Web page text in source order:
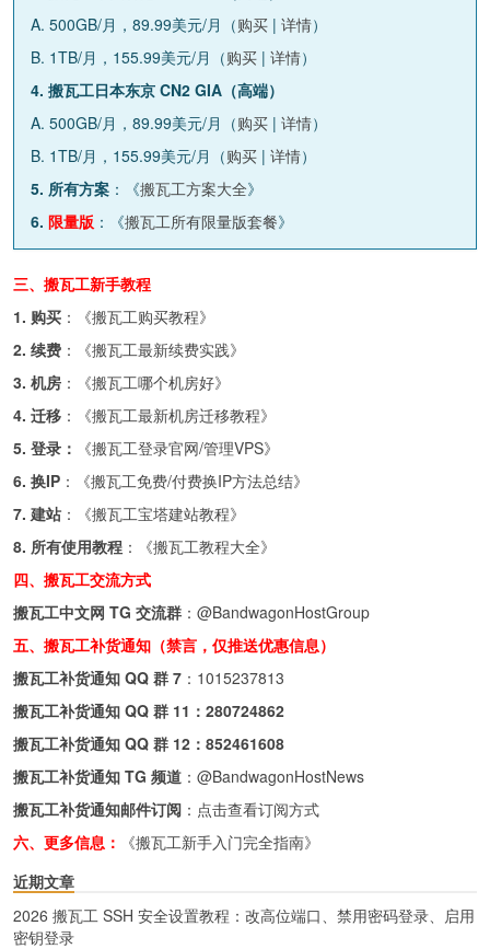
A. 500GB/月，89.99美元/月（购买 | 详情）
B. 1TB/月，155.99美元/月（购买 | 详情）
4. 搬瓦工日本东京 CN2 GIA（高端）
A. 500GB/月，89.99美元/月（购买 | 详情）
B. 1TB/月，155.99美元/月（购买 | 详情）
5. 所有方案 ：《搬瓦工方案大全》
6. 限量版 ：《搬瓦工所有限量版套餐》
三、搬瓦工新手教程
1. 购买 ：《搬瓦工购买教程》
2. 续费 ：《搬瓦工最新续费实践》
3. 机房 ：《搬瓦工哪个机房好》
4. 迁移 ：《搬瓦工最新机房迁移教程》
5. 登录：
《搬瓦工登录官网/管理VPS》
6. 换IP ：《搬瓦工免费/付费换IP方法总结》
7. 建站 ：《搬瓦工宝塔建站教程》
8. 所有使用教程 ：《搬瓦工教程大全》
四、搬瓦工交流方式
搬瓦工中文网 TG 交流群 ： @BandwagonHostGroup
五、搬瓦工补货通知（禁言，仅推送优惠信息）
搬瓦工补货通知 QQ 群 7 ： 1015237813
搬瓦工补货通知 QQ 群 11： 280724862
搬瓦工补货通知 QQ 群 12： 852461608
搬瓦工补货通知 TG 频道 ： @BandwagonHostNews
搬瓦工补货通知邮件订阅 ： 点击查看订阅方式
六、更多信息：
《搬瓦工新手入门完全指南》
近期文章
2026 搬瓦工 SSH 安全设置教程：改高位端口、禁用密码登录、启用
密钥登录